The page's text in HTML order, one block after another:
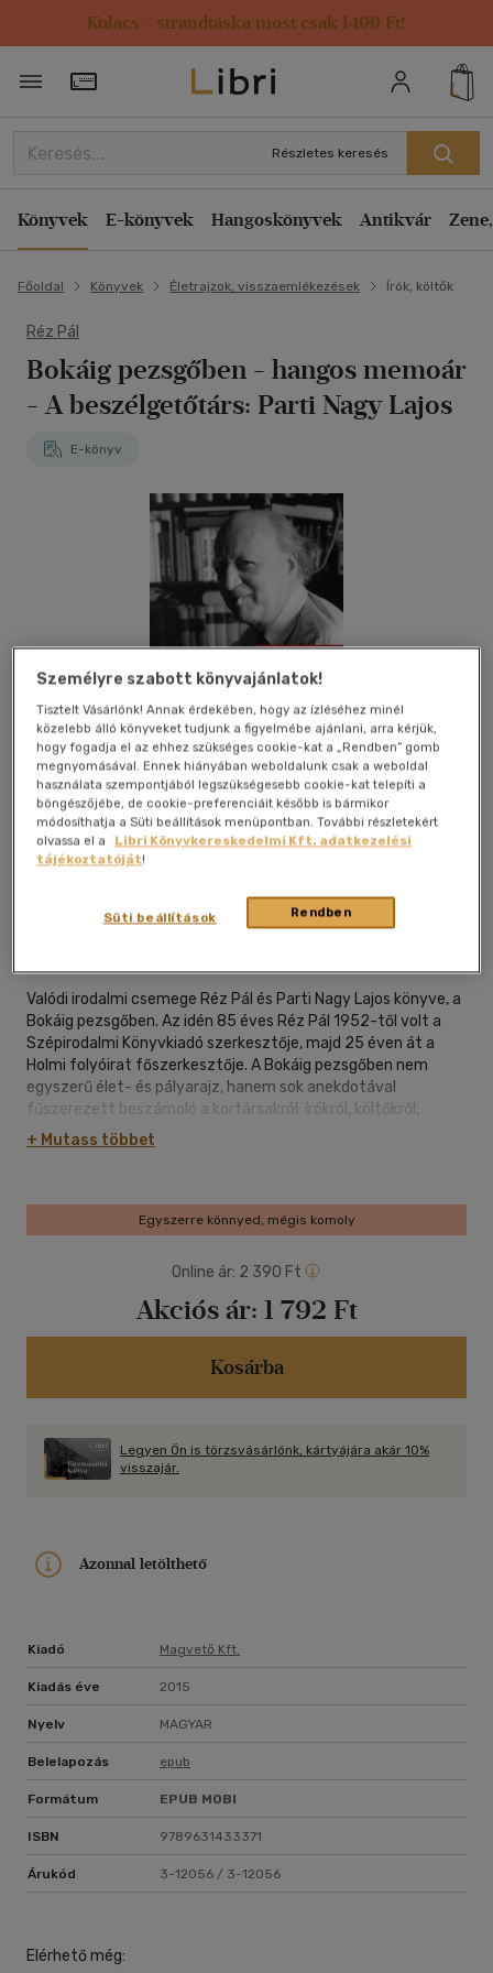
Kulacs / strandtáska most csak 1499 Ft!
Törzsvásárlói Kártya adatai
Részletes keresés
Könyvek E-könyvek Hangoskönyvek Antikvár
Főoldal Könyvek Életrajzok, visszaemlékezések Írók, költők
Réz Pál
Bokáig pezsgőben - hangos memoár
- A beszélgetőtárs: Parti Nagy Lajos
E-könyv
e-könyv akció
Beleolvasok
Valódi irodalmi csemege Réz Pál és Parti Nagy Lajos könyve, a
Bokáig pezsgőben. Az idén 85 éves Réz Pál 1952-től volt a
Szépirodalmi Könyvkiadó szerkesztője, majd 25 éven át a
Holmi folyóirat főszerkesztője. A Bokáig pezsgőben nem
egyszerű élet- és pályarajz, hanem sok anekdotával
fűszerezett beszámoló a kortársakról: írókról, költőkről,
pályatársakról és barátokról. Szereplői Déry Tibor, Németh
László, Illyés Gyula, Tamási Áron, Szabó Lőrinc, Juhász Ferenc,
aranykorát. A huszonhárom évvel ezelőtt készített
rádióinterjú szerkesztett, kibővített és 2015-ben
kiegészített szövegét fényképekkel, könyvdedikációkkal
80-as évek népszerű könyvsorozatának, a Tények és Tanúk új
+ Mutass többet
Egyszerre könnyed, mégis komoly
Online ár: 2 390 Ft
Akciós ár: 1 792 Ft
Kosárba
Legyen Ön is törzsvásárlónk, kártyájára akár 10%
visszajár.
Azonnal letölthető
Kiadó Magvető Kft.
Kiadás éve 2015
Nyelv MAGYAR
Belelapozás epub
Formátum EPUB MOBI
ISBN 9789631433371
Árukód 3-12056 / 3-12056
Elérhető még:
Személyre szabott könyvajánlatok!
Tisztelt Vásárlónk! Annak érdekében, hogy az ízléséhez minél
közelebb álló könyveket tudjunk a figyelmébe ajánlani, arra kérjük,
hogy fogadja el az ehhez szükséges cookie-kat a „Rendben” gomb
megnyomásával. Ennek hiányában weboldalunk csak a weboldal
használata szempontjából legszükségesebb cookie-kat telepíti a
böngészőjébe, de cookie-preferenciáit később is bármikor
módosíthatja a Süti beállítások menüpontban. További részletekért
olvassa el a
Libri Könyvkereskedelmi Kft. adatkezelési
tájékoztatóját!
Rendben
Süti beállítások